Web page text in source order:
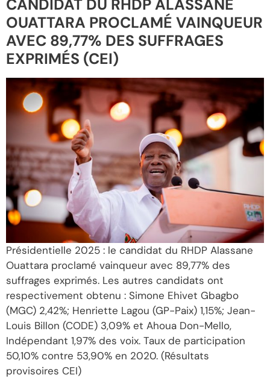
CANDIDAT DU RHDP ALASSANE
OUATTARA PROCLAMÉ VAINQUEUR
AVEC 89,77% DES SUFFRAGES
EXPRIMÉS (CEI)
Présidentielle 2025 : le candidat du RHDP Alassane
Ouattara proclamé vainqueur avec 89,77% des
suffrages exprimés. Les autres candidats ont
respectivement obtenu : Simone Ehivet Gbagbo
(MGC) 2,42%; Henriette Lagou (GP-Paix) 1,15%; Jean-
Louis Billon (CODE) 3,09% et Ahoua Don-Mello,
Indépendant 1,97% des voix. Taux de participation
50,10% contre 53,90% en 2020. (Résultats
provisoires CEI)